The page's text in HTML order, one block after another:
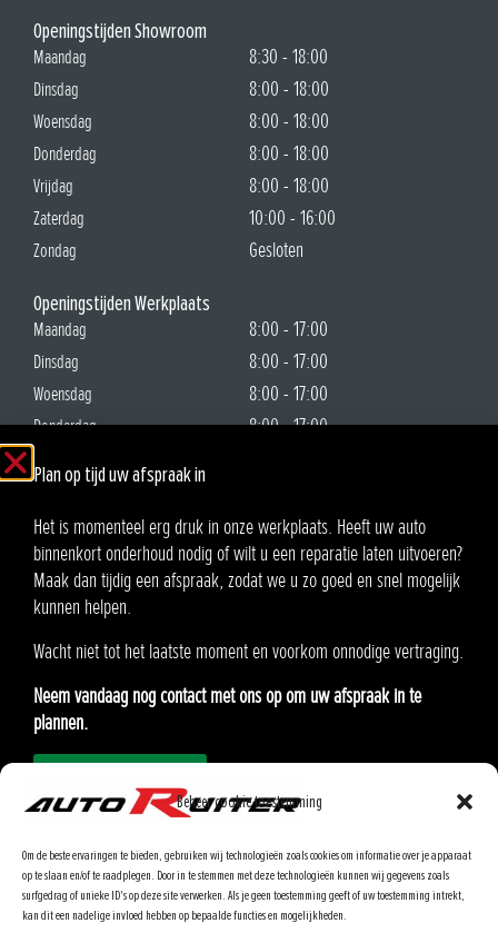
Beheer cookie toestemming
Om de beste ervaringen te bieden, gebruiken wij technologieën zoals cookies om informatie over je apparaat
op te slaan en/of te raadplegen. Door in te stemmen met deze technologieën kunnen wij gegevens zoals
surfgedrag of unieke ID's op deze site verwerken. Als je geen toestemming geeft of uw toestemming intrekt,
kan dit een nadelige invloed hebben op bepaalde functies en mogelijkheden.
Openingstijden Showroom
Maandag 8:30 - 18:00
Dinsdag 8:00 - 18:00
Woensdag 8:00 - 18:00
Donderdag 8:00 - 18:00
Vrijdag 8:00 - 18:00
Zaterdag 10:00 - 16:00
Zondag
Gesloten
Openingstijden Werkplaats
Maandag 8:00 - 17:00
Dinsdag 8:00 - 17:00
Woensdag 8:00 - 17:00
Donderdag 8:00 - 17:00
Zaterdag
Zondag Gesloten
Auto Ruiter B.V.
Oosteinde 21
BTW: NL865.370862.B01
Modellen
Onderhoud inplannen
Airbagterugroepactie
Klantenportaal
Plan op tijd uw afspraak in
Het is momenteel erg druk in onze werkplaats. Heeft uw auto
binnenkort onderhoud nodig of wilt u een reparatie laten uitvoeren?
Maak dan tijdig een afspraak, zodat we u zo goed en snel mogelijk
kunnen helpen.
Wacht niet tot het laatste moment en voorkom onnodige vertraging.
Neem vandaag nog contact met ons op om uw afspraak in te
plannen.